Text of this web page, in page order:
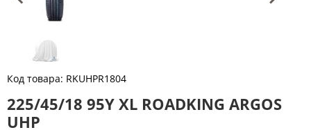
Код товара: RKUHPR1804
225/45/18 95Y XL ROADKING ARGOS
UHP